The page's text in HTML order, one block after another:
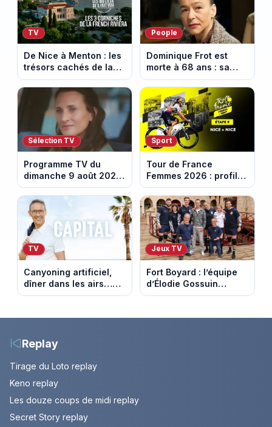
TV
De Nice à Menton : les
trésors cachés de la
French Riviera dévoilés
dans les 100 lieux qu'il
faut voir
People
Dominique Frot est
morte à 68 ans : sa
sœur Catherine Frot
annonce la triste
nouvelle
Sélection TV
Programme TV du
dimanche 9 août 2026
: notre sélection pour
votre soirée télé
Sport
Tour de France
Femmes 2026 : profil
et horaires de la
dernière étape à Nice
TV
Canyoning artificiel,
dîner dans les airs…
les loisirs les plus fous
Capital
Jeux TV
Fort Boyard : l’équipe
d’Élodie Gossuin
termine avec une belle
le Refuge
Replay
Tirage du Loto replay
Keno replay
Les douze coups de midi replay
Secret Story replay